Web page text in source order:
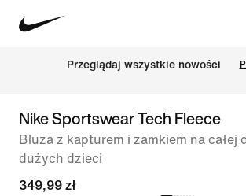
Przeglądaj wszystkie nowości
Nike Sportswear Tech Fleece
Bluza z kapturem i zamkiem na całej
dużych dzieci
349,99 zł